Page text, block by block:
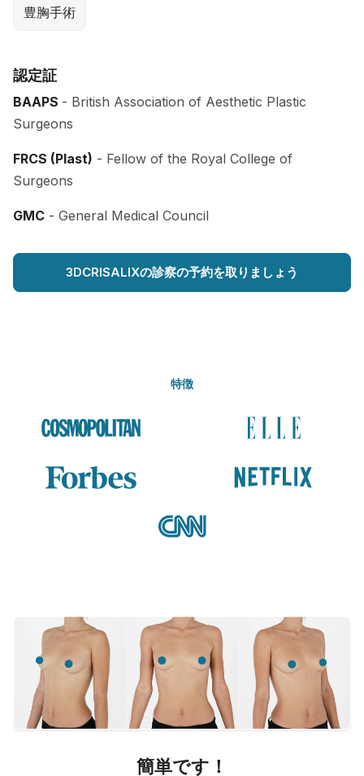
豊胸手術
認定証
BAAPS - British Association of Aesthetic Plastic
Surgeons
FRCS (Plast) - Fellow of the Royal College of
Surgeons
GMC - General Medical Council
3DCRISALIXの診察の予約を取りましょう
特徴
簡単です！